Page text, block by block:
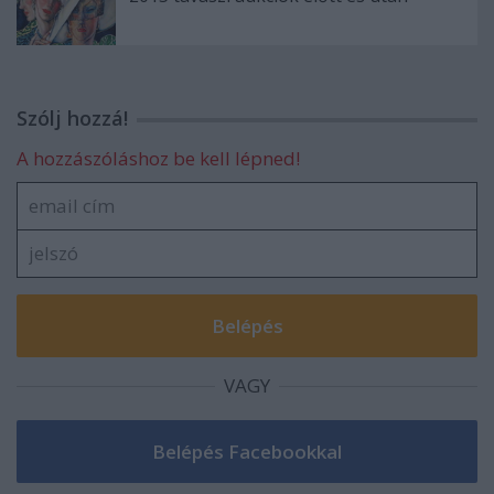
Szólj hozzá!
A hozzászóláshoz be kell lépned!
VAGY